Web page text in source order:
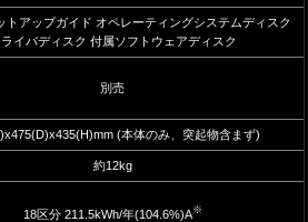
トアップガイド オペレーティングシステムディスク
ライバディスク 付属ソフトウェアディスク
別売
(本体のみ、突起物含まず)
約12kg
18区分 211.5kWh/年(104.6%)A※